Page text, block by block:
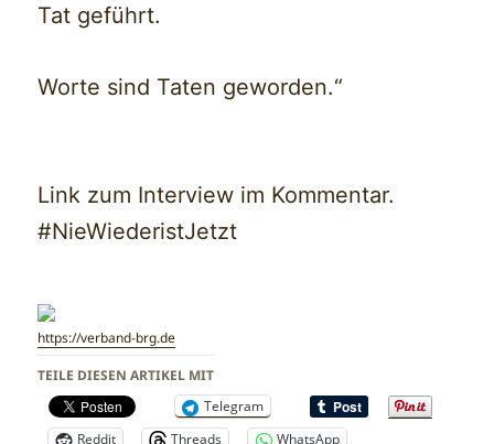
Tat geführt.
Worte sind Taten geworden.“
Link zum Interview im Kommentar.
#NieWiederistJetzt
https://verband-brg.de
TEILE DIESEN ARTIKEL MIT
Telegram
Reddit
Threads
WhatsApp